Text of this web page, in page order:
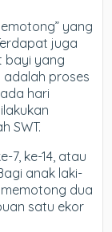
yang
juga
bayi yang
adalah proses
hari
SWT.
7, ke-14, atau
anak laki-
dua
satu ekor